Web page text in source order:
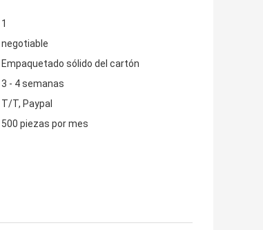
1
negotiable
Empaquetado sólido del cartón
3 - 4 semanas
T/T, Paypal
500 piezas por mes